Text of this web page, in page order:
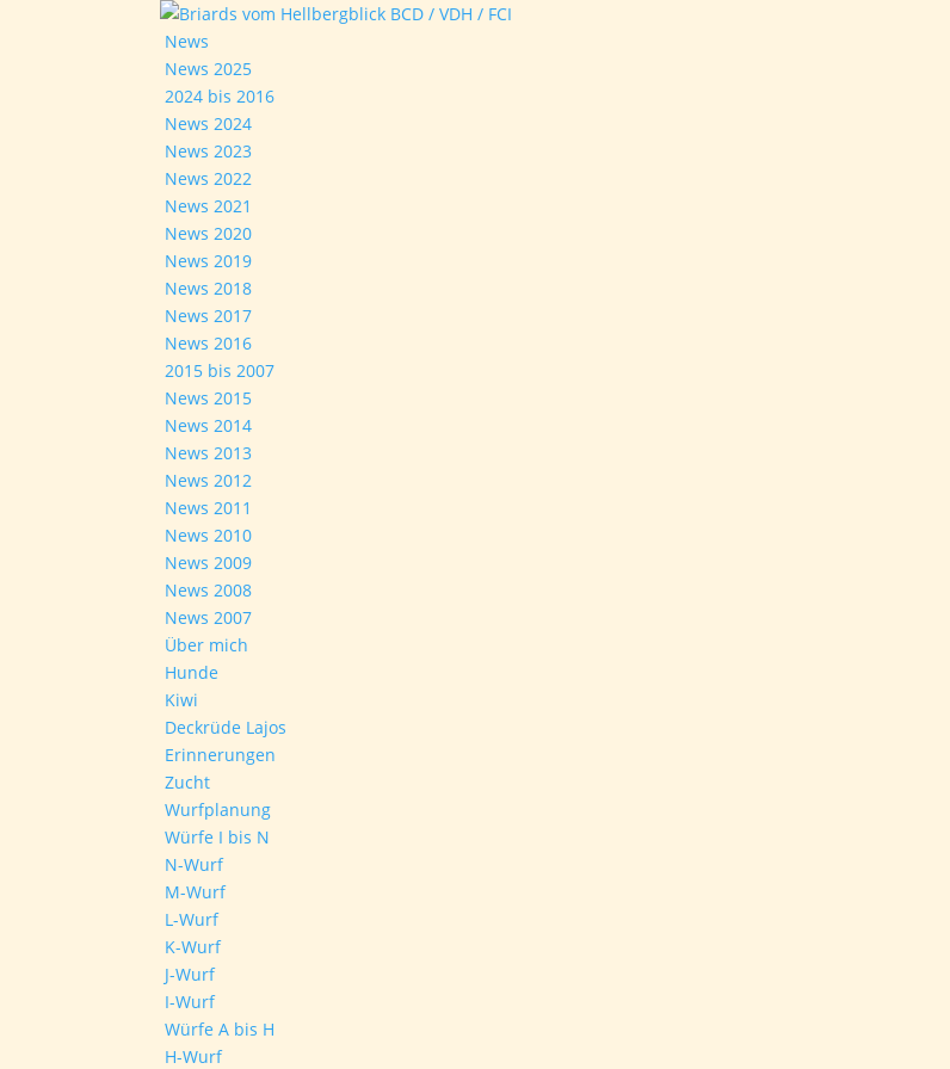
News
News 2025
2024 bis 2016
News 2024
News 2023
News 2022
News 2021
News 2020
News 2019
News 2018
News 2017
News 2016
2015 bis 2007
News 2015
News 2014
News 2013
News 2012
News 2011
News 2010
News 2009
News 2008
News 2007
Über mich
Hunde
Kiwi
Deckrüde Lajos
Erinnerungen
Zucht
Wurfplanung
Würfe I bis N
N-Wurf
M-Wurf
L-Wurf
K-Wurf
J-Wurf
I-Wurf
Würfe A bis H
H-Wurf